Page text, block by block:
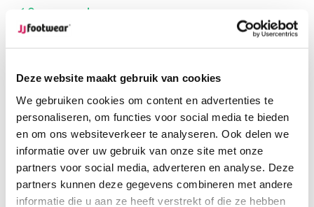
Deze website maakt gebruik van cookies
We gebruiken cookies om content en advertenties te
personaliseren, om functies voor social media te bieden
en om ons websiteverkeer te analyseren. Ook delen we
informatie over uw gebruik van onze site met onze
partners voor social media, adverteren en analyse. Deze
partners kunnen deze gegevens combineren met andere
informatie die u aan ze heeft verstrekt of die ze hebben
Op voorraad
Ordered on workdays, shipped within 24 hours
same day
Free Shippingfrom €100,-
1500+ models in stock
Description
Keston - Jeans